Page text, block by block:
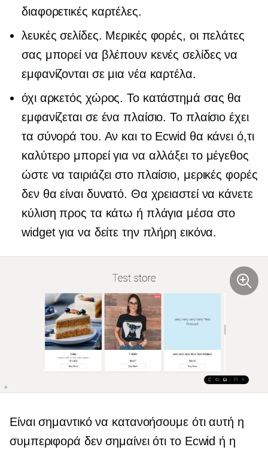
διαφορετικές καρτέλες.
λευκές σελίδες. Μερικές φορές, οι πελάτες
σας μπορεί να βλέπουν κενές σελίδες να
εμφανίζονται σε μια νέα καρτέλα.
όχι αρκετός χώρος. Το κατάστημά σας θα
εμφανίζεται σε ένα πλαίσιο. Το πλαίσιο έχει
τα σύνορά του. Αν και το Ecwid θα κάνει ό,τι
καλύτερο μπορεί για να αλλάξει το μέγεθος
ώστε να ταιριάζει στο πλαίσιο, μερικές φορές
δεν θα είναι δυνατό. Θα χρειαστεί να κάνετε
κύλιση προς τα κάτω ή πλάγια μέσα στο
widget για να δείτε την πλήρη εικόνα.
Είναι σημαντικό να κατανοήσουμε ότι αυτή η
συμπεριφορά δεν σημαίνει ότι το Ecwid ή η